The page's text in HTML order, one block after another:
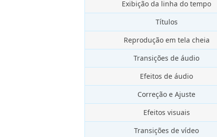
Exibição da linha do tempo
Títulos
Reprodução em tela cheia
Transições de áudio
Efeitos de áudio
Correção e Ajuste
Efeitos visuais
Transições de vídeo